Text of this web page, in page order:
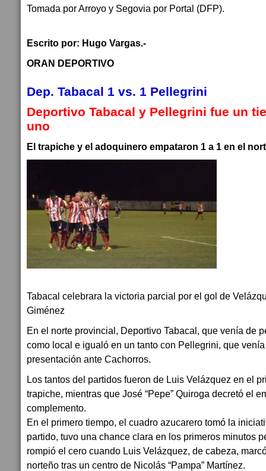
Tomada por Arroyo y Segovia por Portal (DFP).
Escrito por: Hugo Vargas.-
ORAN DEPORTIVO
Dep. Tabacal 1 vs. 1 Pellegrini
Deportivo Tabacal y Pellegrini fue un
uno
El trapiche y el adoquinero empataron 1 a 1 en el
Tabacal celebrara la victoria parcial por el gol de
Giménez
En el norte provincial, Deportivo Tabacal, que venía de
como local e igualó en un tanto con Pellegrini, que
presentación ante Cachorros.
Los tantos del partidos fueron de Luis Velázquez en el
trapiche, mientras que José “Pepe” Quiroga decretó el
complemento.
En el primero tiempo, el cuadro azucarero tomó la
partido, tuvo una chance clara en los primeros minutos
rompió el cero cuando Luis Velázquez, de cabeza,
norteño tras un centro de Nicolás “Pampa” Martínez.